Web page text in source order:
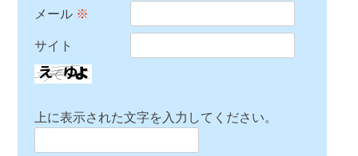
メール ※
サイト
上に表示された文字を入力してください。